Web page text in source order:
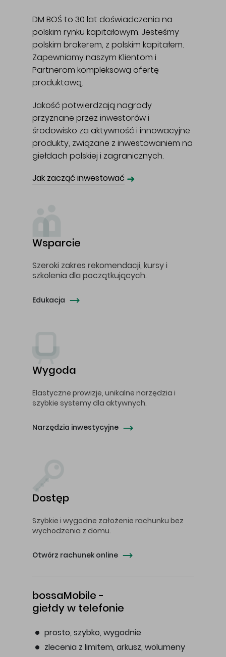
DM BOŚ to 30 lat doświadczenia na
polskim rynku kapitałowym. Jesteśmy
polskim brokerem, z polskim kapitałem.
Zapewniamy naszym Klientom i
Partnerom kompleksową ofertę
produktową.
Jakość potwierdzają nagrody
przyznane przez inwestorów i
środowisko za aktywność i innowacyjne
produkty, związane z inwestowaniem na
giełdach polskiej i zagranicznych.
Jak zacząć inwestować ➜
Wsparcie
Szeroki zakres rekomendacji, kursy i
szkolenia dla początkujących.
Edukacja
Wygoda
Elastyczne prowizje, unikalne narzędzia i
szybkie systemy dla aktywnych.
Narzędzia inwestycyjne
Dostęp
Szybkie i wygodne założenie rachunku bez
wychodzenia z domu.
Otwórz rachunek online
bossaMobile -
giełdy w telefonie
prosto, szybko, wygodnie
zlecenia z limitem, arkusz, wolumeny